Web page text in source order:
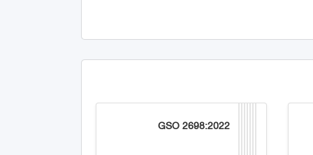
GSO 2698:2022